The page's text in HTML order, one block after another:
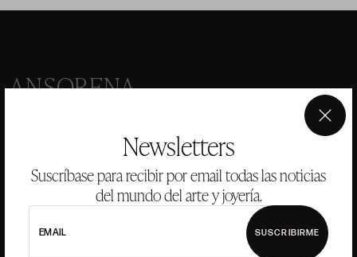
Newsletters
Suscríbase para recibir por email todas las noticias
del mundo del arte y joyería.
EMAIL SUSCRIBIRME
×
ANSORENA
JOYERÍA
GALERÍA
VALORACIONES
PREGUNTAS FRECUENTES